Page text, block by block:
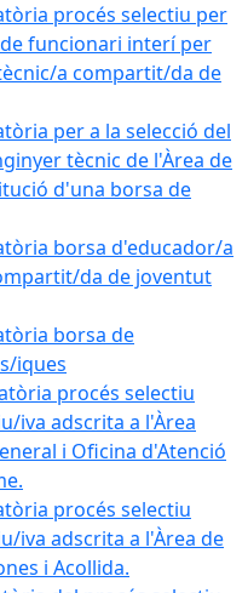
procés selectiu per
funcionari interí per
a compartit/da de
per a la selecció del
tècnic de l'Àrea de
d'una borsa de
borsa d'educador/a
da de joventut
borsa de
iques
procés selectiu
iva adscrita a l'Àrea
i Oficina d'Atenció
procés selectiu
iva adscrita a l'Àrea de
i Acollida.